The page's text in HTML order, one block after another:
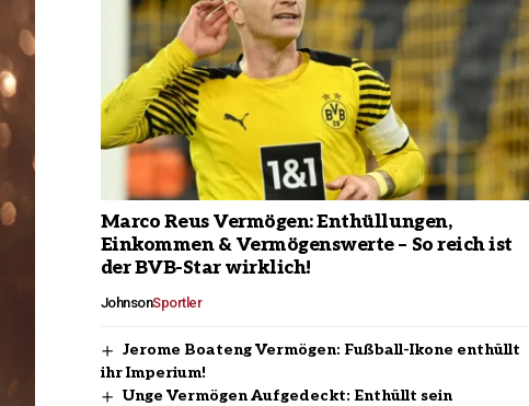
Marco Reus Vermögen: Enthüllungen,
Einkommen & Vermögenswerte – So reich ist
der BVB-Star wirklich!
JohnsonSportler
Jerome Boateng Vermögen: Fußball-Ikone enthüllt
ihr Imperium!
Unge Vermögen Aufgedeckt: Enthüllt sein